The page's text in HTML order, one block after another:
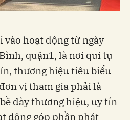
hoạt động từ ngày
quận1, là nơi qui tụ
thương hiệu tiêu biểu
vị tham gia phải là
dày thương hiệu, uy tín
động góp phần phát